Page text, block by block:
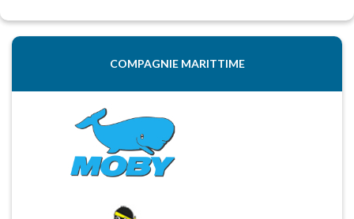
COMPAGNIE MARITTIME